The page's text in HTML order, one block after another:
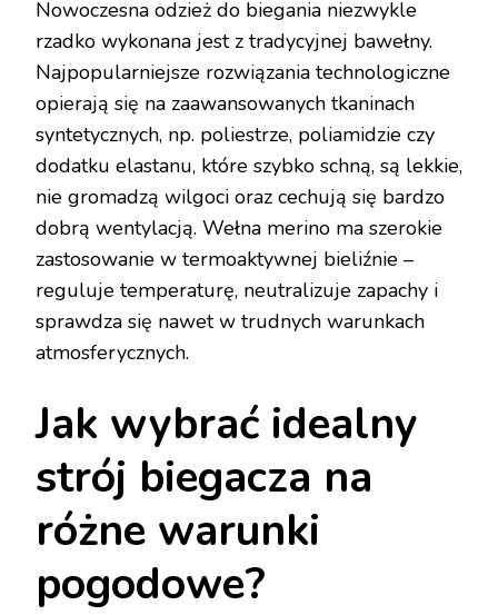
Nowoczesna odzież do biegania niezwykle
rzadko wykonana jest z tradycyjnej bawełny.
Najpopularniejsze rozwiązania technologiczne
opierają się na zaawansowanych tkaninach
syntetycznych, np. poliestrze, poliamidzie czy
dodatku elastanu, które szybko schną, są lekkie,
nie gromadzą wilgoci oraz cechują się bardzo
dobrą wentylacją. Wełna merino ma szerokie
zastosowanie w termoaktywnej bieliźnie –
reguluje temperaturę, neutralizuje zapachy i
sprawdza się nawet w trudnych warunkach
atmosferycznych.
Jak wybrać idealny
strój biegacza na
różne warunki
pogodowe?